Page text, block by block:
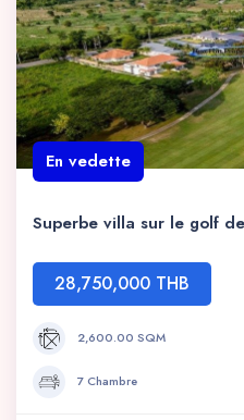
En vedette
Superbe villa sur le golf
28,750,000 THB
2,600.00 SQM
7 Chambre